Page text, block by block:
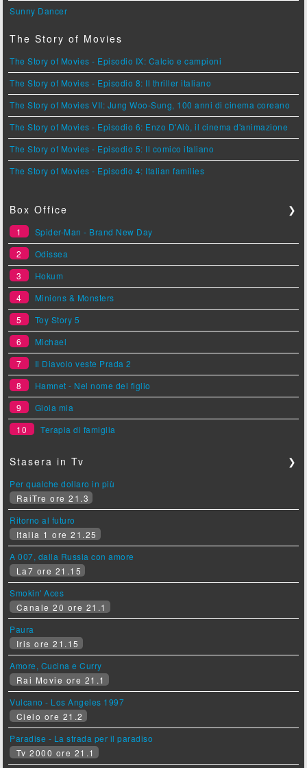
Sunny Dancer
The Story of Movies
The Story of Movies - Episodio IX: Calcio e campioni
The Story of Movies - Episodio 8: Il thriller italiano
The Story of Movies VII: Jung Woo-Sung, 100 anni di cinema coreano
The Story of Movies - Episodio 6: Enzo D'Alò, il cinema d'animazione
The Story of Movies - Episodio 5: Il comico italiano
The Story of Movies - Episodio 4: Italian families
Box Office ❯
1
Spider-Man - Brand New Day
2
Odissea
3
Hokum
4
Minions & Monsters
5
Toy Story 5
6
Michael
7
Il Diavolo veste Prada 2
8
Hamnet - Nel nome del figlio
9
Gioia mia
10
Terapia di famiglia
Stasera in Tv ❯
Per qualche dollaro in più
RaiTre ore 21.3
Ritorno al futuro
Italia 1 ore 21.25
A 007, dalla Russia con amore
La7 ore 21.15
Smokin' Aces
Canale 20 ore 21.1
Paura
Iris ore 21.15
Amore, Cucina e Curry
Rai Movie ore 21.1
Vulcano - Los Angeles 1997
Cielo ore 21.2
Paradise - La strada per il paradiso
Tv 2000 ore 21.1